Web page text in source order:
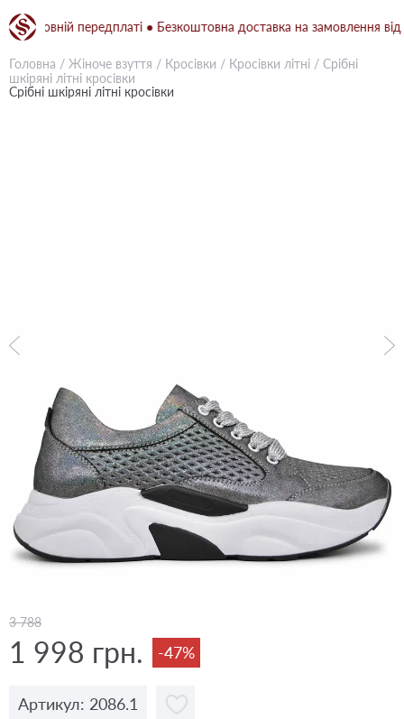
передплаті ● Безкоштовна доставка на замовлення від
Головна / Жіноче взуття / Кросівки / Кросівки літні / Срібні
шкіряні літні кросівки
Срібні шкіряні літні кросівки
3 788
1 998 грн. -47%
Артикул: 2086.1